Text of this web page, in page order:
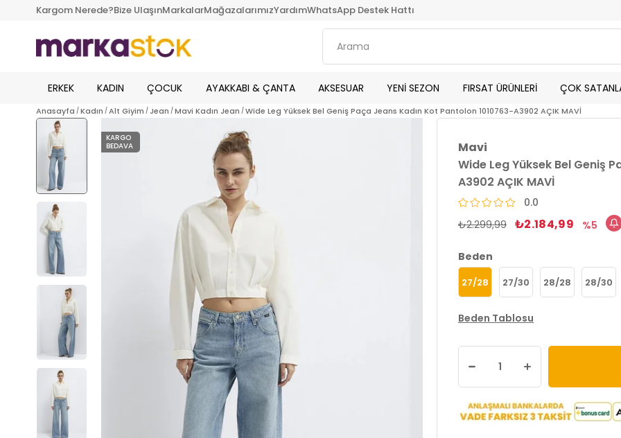
Kargom Nerede?Bize UlaşınMarkalarMağazalarımızYardımWhatsApp Destek Hattı
ERKEK KADIN ÇOCUK AYAKKABI & ÇANTA AKSESUAR YENİ SEZON FIRSAT ÜRÜNLERİ ÇOK
Anasayfa Kadın Alt Giyim Jean Mavi Kadın Jean Wide Leg Yüksek Bel Geniş Paça Jeans Kadın Kot Pantolon 1010763-A3902 AÇIK MAVİ
KARGO
BEDAVA
Mavi
Wide Leg Yüksek Bel Geniş
A3902 AÇIK MAVİ
0.0
₺2.299,99 ₺2.184,99 5
Beden
27/28 27/30 28/28 28/30
Beden Tablosu